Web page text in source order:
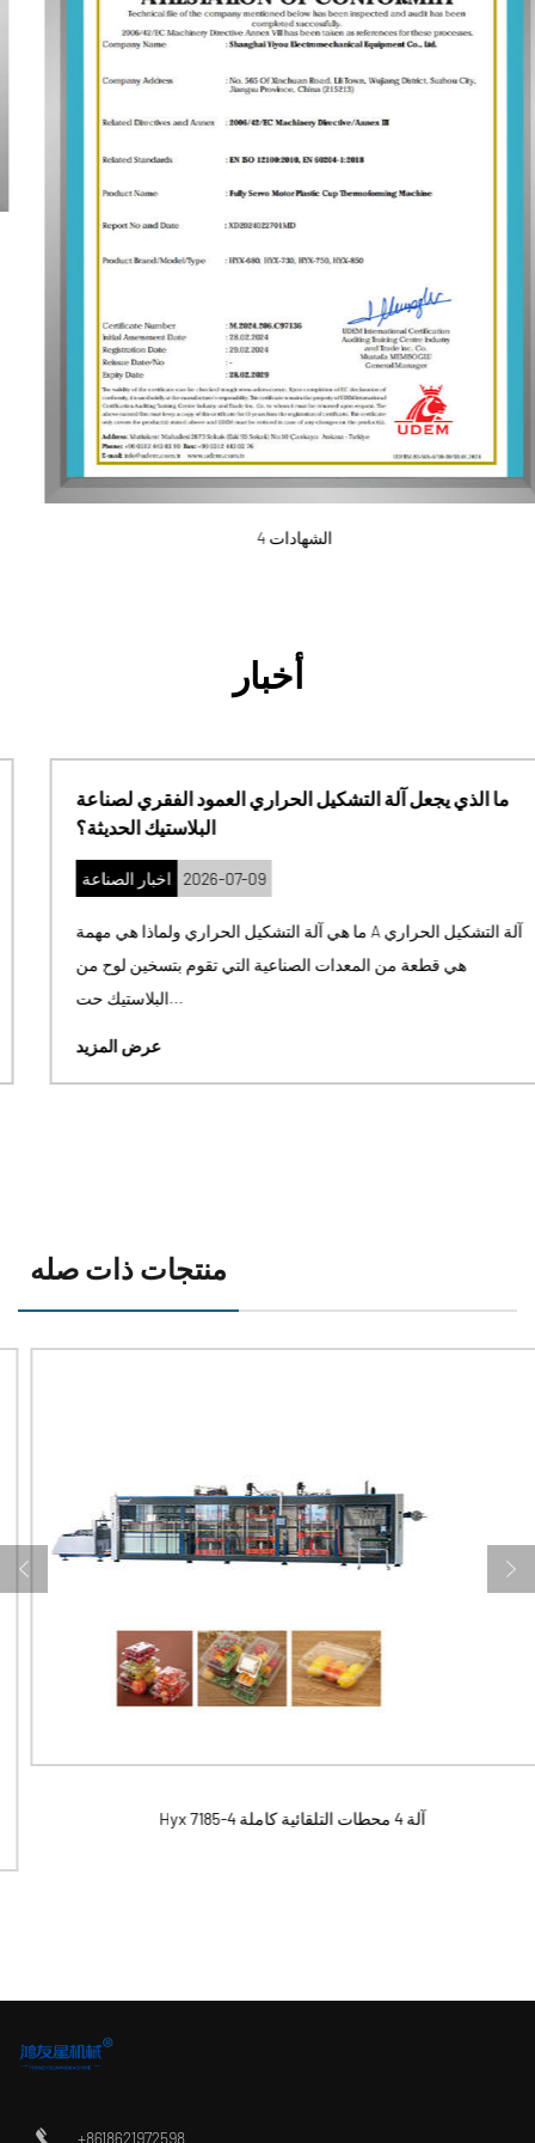
الشهادات 4
أخبار
ما الذي يجعل آلة التشكيل الحراري العمود الفقري لصناعة
البلاستيك الحديثة؟
اخبار الصناعة 2026-07-09
ما هي آلة التشكيل الحراري ولماذا هي مهمة A آلة التشكيل الحراري
هي قطعة من المعدات الصناعية التي تقوم بتسخين لوح من
البلاستيك حت...
عرض المزيد
منتجات ذات صله
Hyx 7185-4 آلة 4 محطات التلقائية كاملة
+8618621972598